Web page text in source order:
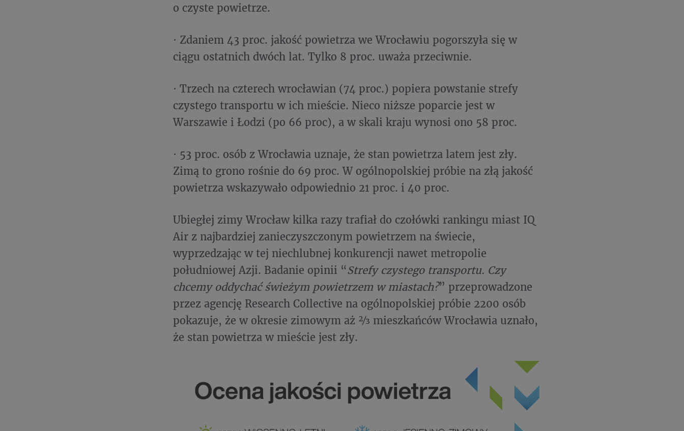
o czyste powietrze.
· Zdaniem 43 proc. jakość powietrza we Wrocławiu pogorszyła się w
ciągu ostatnich dwóch lat. Tylko 8 proc. uważa przeciwnie.
· Trzech na czterech wrocławian (74 proc.) popiera powstanie strefy
czystego transportu w ich mieście. Nieco niższe poparcie jest w
Warszawie i Łodzi (po 66 proc), a w skali kraju wynosi ono 58 proc.
· 53 proc. osób z Wrocławia uznaje, że stan powietrza latem jest zły.
Zimą to grono rośnie do 69 proc. W ogólnopolskiej próbie na złą jakość
powietrza wskazywało odpowiednio 21 proc. i 40 proc.
Ubiegłej zimy Wrocław kilka razy trafiał do czołówki rankingu miast IQ
Air z najbardziej zanieczyszczonym powietrzem na świecie,
wyprzedzając w tej niechlubnej konkurencji nawet metropolie
południowej Azji. Badanie opinii “Strefy czystego transportu. Czy
chcemy oddychać świeżym powietrzem w miastach?” przeprowadzone
przez agencję Research Collective na ogólnopolskiej próbie 2200 osób
pokazuje, że w okresie zimowym aż ⅔ mieszkańców Wrocławia uznało,
że stan powietrza w mieście jest zły.